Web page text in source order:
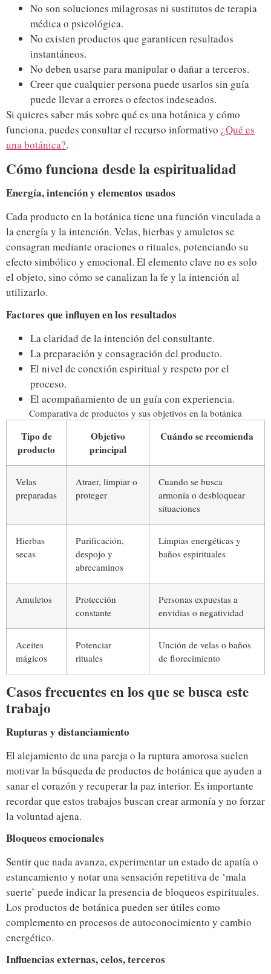
No son soluciones milagrosas ni sustitutos de terapia
médica o psicológica.
No existen productos que garanticen resultados
instantáneos.
No deben usarse para manipular o dañar a terceros.
Creer que cualquier persona puede usarlos sin guía
puede llevar a errores o efectos indeseados.
Si quieres saber más sobre qué es una botánica y cómo
funciona, puedes consultar el recurso informativo ¿Qué es
una botánica?.
Cómo funciona desde la espiritualidad
Energía, intención y elementos usados
Cada producto en la botánica tiene una función vinculada a
la energía y la intención. Velas, hierbas y amuletos se
consagran mediante oraciones o rituales, potenciando su
efecto simbólico y emocional. El elemento clave no es solo
el objeto, sino cómo se canalizan la fe y la intención al
utilizarlo.
Factores que influyen en los resultados
La claridad de la intención del consultante.
La preparación y consagración del producto.
El nivel de conexión espiritual y respeto por el
proceso.
El acompañamiento de un guía con experiencia.
Comparativa de productos y sus objetivos en la botánica
Tipo de
producto
Objetivo
principal
Cuándo se recomienda
Velas
preparadas
Atraer, limpiar o
proteger
Cuando se busca
armonía o desbloquear
situaciones
Hierbas
secas
Purificación,
despojo y
abrecaminos
Limpias energéticas y
baños espirituales
Amuletos
Protección
constante
Personas expuestas a
envidias o negatividad
Aceites
mágicos
Potenciar
rituales
Unción de velas o baños
de florecimiento
Casos frecuentes en los que se busca este
trabajo
Rupturas y distanciamiento
El alejamiento de una pareja o la ruptura amorosa suelen
motivar la búsqueda de productos de botánica que ayuden a
sanar el corazón y recuperar la paz interior. Es importante
recordar que estos trabajos buscan crear armonía y no forzar
la voluntad ajena.
Bloqueos emocionales
Sentir que nada avanza, experimentar un estado de apatía o
estancamiento y notar una sensación repetitiva de ‘mala
suerte’ puede indicar la presencia de bloqueos espirituales.
Los productos de botánica pueden ser útiles como
complemento en procesos de autoconocimiento y cambio
energético.
Influencias externas, celos, terceros